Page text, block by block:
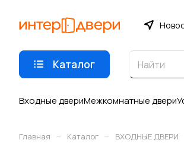
Каталог
Входные двериМежкомнатные двери
Главная – Каталог – ВХОДНЫЕ ДВЕРИ